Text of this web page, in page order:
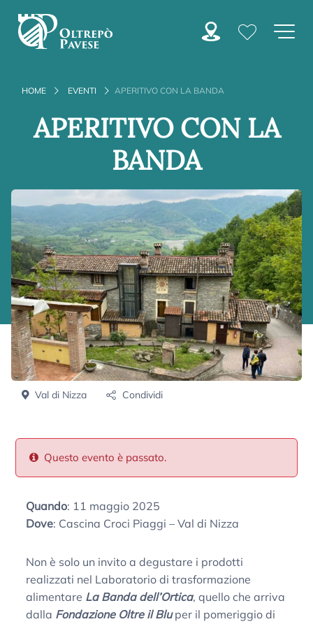
HOME EVENTI APERITIVO CON LA BANDA
APERITIVO CON LA
BANDA
Val di Nizza Condividi
Questo evento è passato.
Quando: 11 maggio 2025
Dove: Cascina Croci Piaggi – Val di Nizza
Non è solo un invito a degustare i prodotti
realizzati nel Laboratorio di trasformazione
alimentare La Banda dell’Ortica, quello che arriva
dalla Fondazione Oltre il Bluper il pomeriggio di